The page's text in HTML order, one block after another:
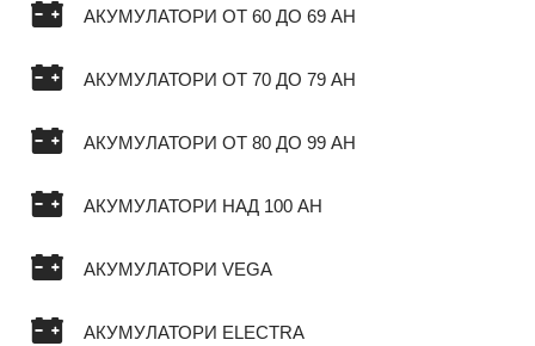
АКУМУЛАТОРИ ОТ 60 ДО 69 AH
АКУМУЛАТОРИ ОТ 70 ДО 79 AH
АКУМУЛАТОРИ ОТ 80 ДО 99 AH
АКУМУЛАТОРИ НАД 100 AH
АКУМУЛАТОРИ VEGA
АКУМУЛАТОРИ ELECTRA